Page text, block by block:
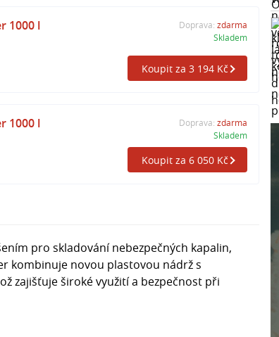
1000 l Doprava: zdarma
Skladem
Koupit za 3 194 Kč
1000 l Doprava: zdarma
Skladem
Koupit za 6 050 Kč
pro skladování nebezpečných kapalin,
kombinuje novou plastovou nádrž s
zajišťuje široké využití a bezpečnost při